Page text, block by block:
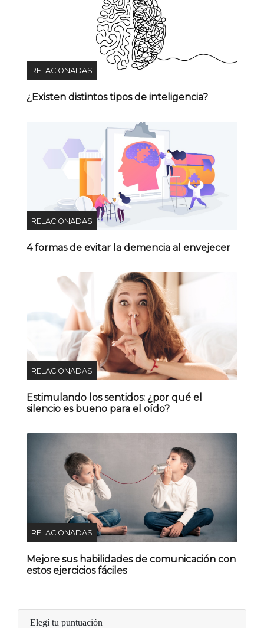
RELACIONADAS
¿Existen distintos tipos de inteligencia?
RELACIONADAS
4 formas de evitar la demencia al envejecer
RELACIONADAS
Estimulando los sentidos: ¿por qué el
silencio es bueno para el oído?
RELACIONADAS
Mejore sus habilidades de comunicación con
estos ejercicios fáciles
Elegí tu puntuación